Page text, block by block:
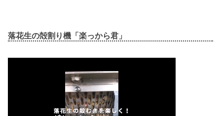
落花生の殻割り機「楽っから君」